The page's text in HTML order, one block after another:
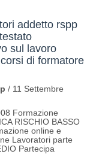
addetto rspp
sul lavoro
di formatore
/ 11 Settembre
Formazione
RISCHIO BASSO
online e
Lavoratori parte
Partecipa